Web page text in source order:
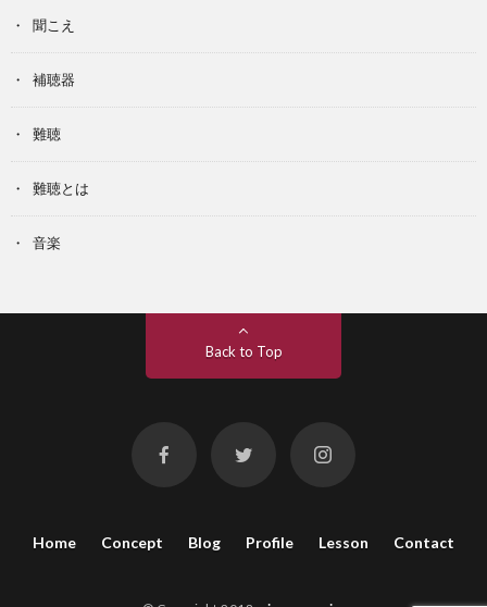
聞こえ
補聴器
難聴
難聴とは
音楽
Back to Top
Home Concept Blog Profile Lesson Contact